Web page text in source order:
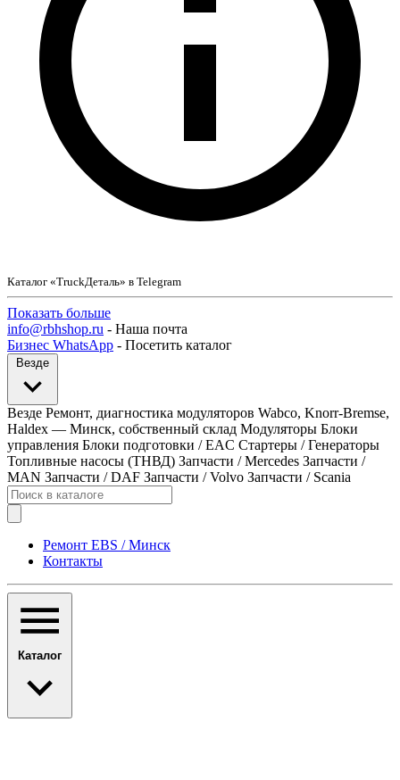
Каталог «TruckДеталь» в Telegram
Показать больше
info@rbhshop.ru - Наша почта
Бизнес WhatsApp - Посетить каталог
Везде
Везде Ремонт, диагностика модуляторов Wabco, Knorr-Bremse,
Haldex — Минск, собственный склад Модуляторы Блоки
управления Блоки подготовки / EAC Стартеры / Генераторы
Топливные насосы (ТНВД) Запчасти / Mercedes Запчасти /
MAN Запчасти / DAF Запчасти / Volvo Запчасти / Scania
Ремонт EBS / Минск
Контакты
Каталог